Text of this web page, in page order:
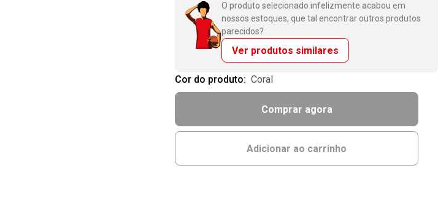
O produto selecionado infelizmente acabou em
nossos estoques, que tal encontrar outros produtos
parecidos?
Ver produtos similares
Cor do produto: coral
Comprar agora
Adicionar ao carrinho